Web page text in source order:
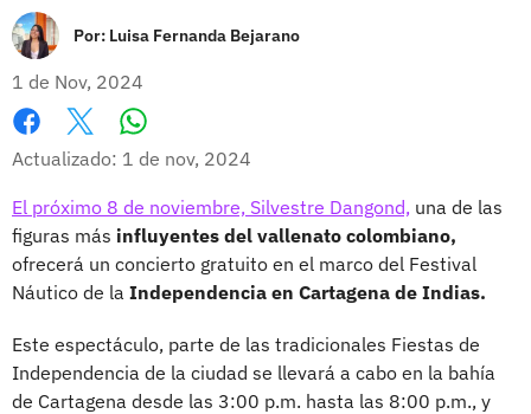
Por: Luisa Fernanda Bejarano
1 de Nov, 2024
Facebook
X
Actualizado: 1 de nov, 2024
El próximo 8 de noviembre, Silvestre Dangond, una de las
figuras más influyentes del vallenato colombiano,
ofrecerá un concierto gratuito en el marco del Festival
Náutico de la Independencia en Cartagena de Indias.
Este espectáculo, parte de las tradicionales Fiestas de
Independencia de la ciudad se llevará a cabo en la bahía
de Cartagena desde las 3:00 p.m. hasta las 8:00 p.m., y